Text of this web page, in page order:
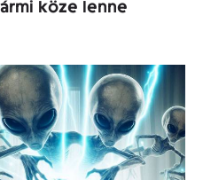
köze lenne